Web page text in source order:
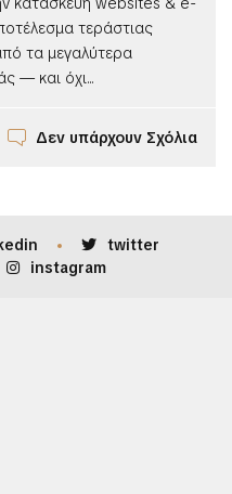
τεράστιας
τα μεγαλύτερα
— και όχι...
Δεν υπάρχουν Σχόλια
twitter
instagram